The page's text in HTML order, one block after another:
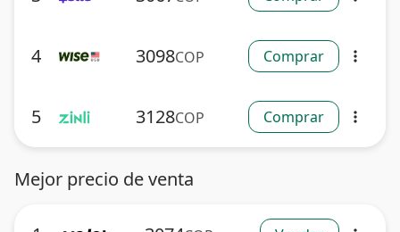
4 3098COP Comprar more_vert
5 3128COP Comprar more_vert
Mejor precio de venta